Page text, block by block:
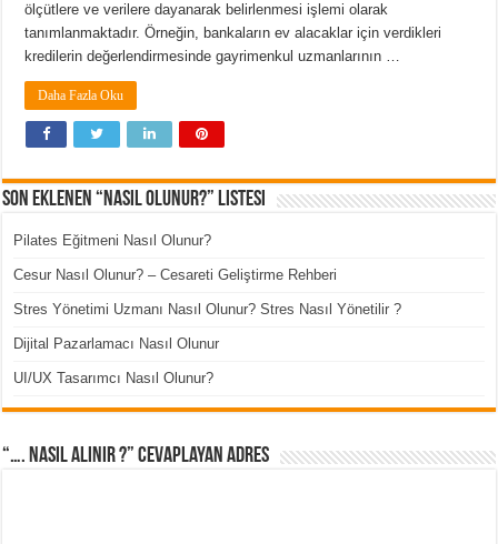
ölçütlere ve verilere dayanarak belirlenmesi işlemi olarak
tanımlanmaktadır. Örneğin, bankaların ev alacaklar için verdikleri
kredilerin değerlendirmesinde gayrimenkul uzmanlarının …
Daha Fazla Oku
Son Eklenen “Nasıl Olunur?” Listesi
Pilates Eğitmeni Nasıl Olunur?
Cesur Nasıl Olunur? – Cesareti Geliştirme Rehberi
Stres Yönetimi Uzmanı Nasıl Olunur? Stres Nasıl Yönetilir ?
Dijital Pazarlamacı Nasıl Olunur
UI/UX Tasarımcı Nasıl Olunur?
“…. Nasıl Alınır ?” cevaplayan adres